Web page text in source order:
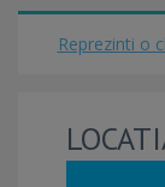
Reprezinti o